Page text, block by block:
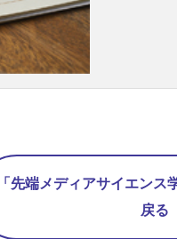
「先端メディアサイエンス
戻る